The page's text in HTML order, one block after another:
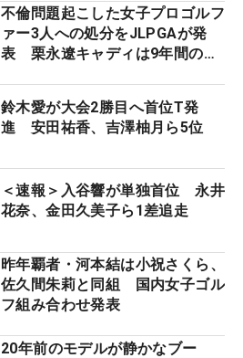
不倫問題起こした女子プロゴルフ
ァー3人への処分をJLPGAが発
表 栗永遼キャディは9年間の立
鈴木愛が大会2勝目へ首位T発
進 安田祐香、吉澤柚月ら5位
＜速報＞入谷響が単独首位 永井
花奈、金田久美子ら1差追走
昨年覇者・河本結は小祝さくら、
佐久間朱莉と同組 国内女子ゴル
フ組み合わせ発表
20年前のモデルが静かなブー